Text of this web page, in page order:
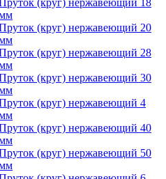
(круг) нержавеющий 18
(круг) нержавеющий 20
(круг) нержавеющий 28
(круг) нержавеющий 30
(круг) нержавеющий 4
(круг) нержавеющий 40
(круг) нержавеющий 50